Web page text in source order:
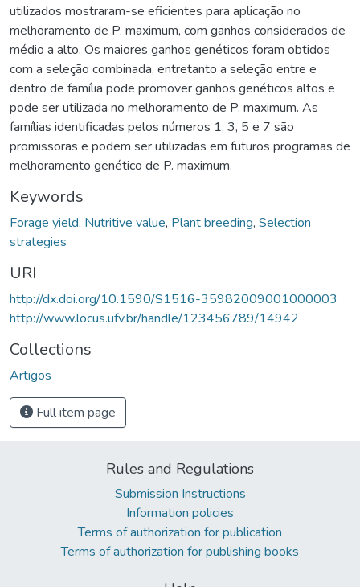
utilizados mostraram-se eficientes para aplicação no
melhoramento de P. maximum, com ganhos considerados de
médio a alto. Os maiores ganhos genéticos foram obtidos
com a seleção combinada, entretanto a seleção entre e
dentro de família pode promover ganhos genéticos altos e
pode ser utilizada no melhoramento de P. maximum. As
famílias identificadas pelos números 1, 3, 5 e 7 são
promissoras e podem ser utilizadas em futuros programas de
melhoramento genético de P. maximum.
Keywords
Forage yield, Nutritive value, Plant breeding, Selection
strategies
URI
http://dx.doi.org/10.1590/S1516-35982009001000003
http://www.locus.ufv.br/handle/123456789/14942
Collections
Artigos
Full item page
Rules and Regulations
Submission Instructions
Information policies
Terms of authorization for publication
Terms of authorization for publishing books